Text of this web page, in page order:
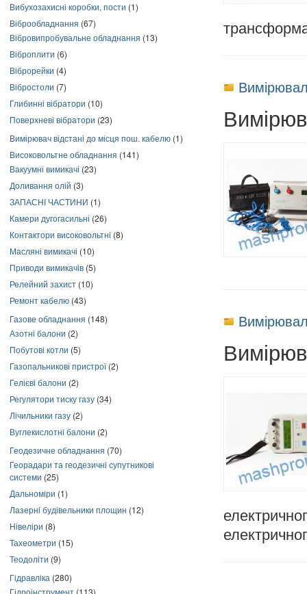
Вибухозахисні коробки, пости (1)
Віброобладнання (67)
Вібровипробувальне обладнання (13)
Віброплити (6)
Віброрейки (4)
Вібростоли (7)
Глибинні вібратори (10)
Поверхневі вібратори (23)
Вимірювач відстані до місця пош. кабелю (1)
Високовольтне обладнання (141)
Вакуумні вимикачі (23)
Доливання олій (3)
ЗАПАСНІ ЧАСТИНИ (1)
Камери дугогасильні (26)
Контактори високовольтні (8)
Масляні вимикачі (10)
Приводи вимикачів (5)
Релейний захист (10)
Ремонт кабелю (43)
Газове обладнання (148)
Азотні балони (2)
Побутові котли (5)
Газопальникові пристрої(2)
Гелієві балони (2)
Регулятори тиску газу (34)
Лічильники газу (2)
Вуглекислотні балони (2)
Геодезичне обладнання (70)
Георадари та геодезичні супутникові
системи (25)
Дальноміри (1)
Лазерні будівельники площин (12)
Нівеліри (8)
Тахеометри (15)
Теодоліти (9)
Гідравліка (280)
Гідроінструмент (113)